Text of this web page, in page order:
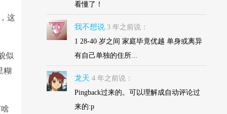
这
似
糊
看懂了！
我不想说 3 年之前说：
1 28-40 岁之间 家庭毕竟优越 单身或离异
有自己单独的住所...
龙天 4 年之前说：
Pingback过来的。可以理解成自动评论过
来的:p